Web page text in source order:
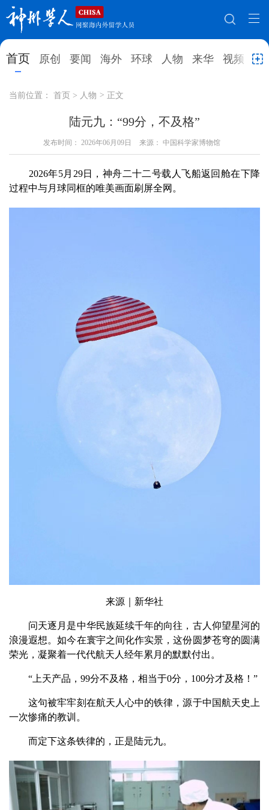
首页 原创 要闻 海外 环球 人物 来华 视频 教
网站地图
首页 原创
人物 来华
教育 就业创业 合作办学 直播访谈
留学 人才 学术 观点
综合 深度 专题
当前位置： 首页 > 人物 > 正文
陆元九：“99分，不及格”
发布时间： 2026年06月09日 来源： 中国科学家博物馆
2026年5月29日，神舟二十二号载人飞船返回舱在下降
过程中与月球同框的唯美画面刷屏全网。
来源｜新华社
问天逐月是中华民族延续千年的向往，古人仰望星河的
浪漫遐想。如今在寰宇之间化作实景，这份圆梦苍穹的圆满
荣光，凝聚着一代代航天人经年累月的默默付出。
“上天产品，99分不及格，相当于0分，100分才及格！”
这句被牢牢刻在航天人心中的铁律，源于中国航天史上
一次惨痛的教训。
而定下这条铁律的，正是陆元九。